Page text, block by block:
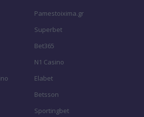
Pamestoixima.gr
Superbet
Bet365
N1 Casino
Elabet
Betsson
Sportingbet